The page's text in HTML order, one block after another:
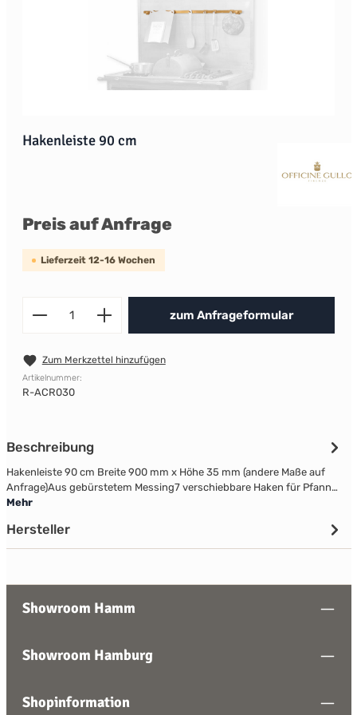
Hakenleiste 90 cm
Preis auf Anfrage
Lieferzeit 12-16 Wochen
Produkt Anzahl: Gib den
zum Anfrageformular
Zum Merkzettel hinzufügen
Artikelnummer:
R-ACR030
Beschreibung
Hakenleiste 90 cm Breite 900 mm x Höhe 35 mm (andere Maße auf
Anfrage)Aus gebürstetem Messing7 verschiebbare Haken für Pfann…
Mehr
Hersteller
Showroom Hamm
Showroom Hamburg
Shopinformation